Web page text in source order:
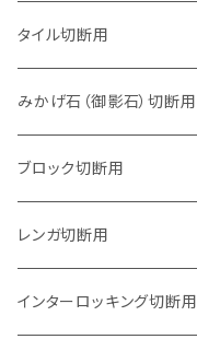
タイル切断用
105mm（4インチ）
125mm（5インチ）
グラインダー取付用
石井超硬電動切断機 取付用
みかげ石（御影石）切断用
105mm（4インチ）
セグメントタイプ
セグメントタイプ（ビス穴付き
125mm（5インチ）
セグメントタイプ
150mm（6インチ）
ブロック切断用
105mm（4インチ）
セグメントタイプ
125mm（5インチ）
レンガ切断用
105mm（4インチ）
インターロッキング切断用